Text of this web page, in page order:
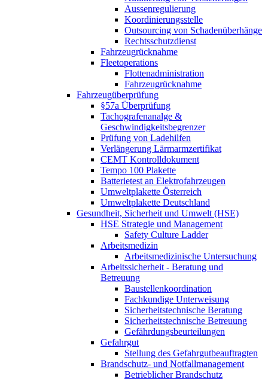
Aussenregulierung
Koordinierungsstelle
Outsourcing von Schadenüberhänge
Rechtsschutzdienst
Fahrzeugrücknahme
Fleetoperations
Flottenadministration
Fahrzeugrücknahme
Fahrzeugüberprüfung
§57a Überprüfung
Tachografenanalge &
Geschwindigkeitsbegrenzer
Prüfung von Ladehilfen
Verlängerung Lärmarmzertifikat
CEMT Kontrolldokument
Tempo 100 Plakette
Batterietest an Elektrofahrzeugen
Umweltplakette Österreich
Umweltplakette Deutschland
Gesundheit, Sicherheit und Umwelt (HSE)
HSE Strategie und Management
Safety Culture Ladder
Arbeitsmedizin
Arbeitsmedizinische Untersuchung
Arbeitssicherheit - Beratung und
Betreuung
Baustellenkoordination
Fachkundige Unterweisung
Sicherheitstechnische Beratung
Sicherheitstechnische Betreuung
Gefährdungsbeurteilungen
Gefahrgut
Stellung des Gefahrgutbeauftragten
Brandschutz- und Notfallmanagement
Betrieblicher Brandschutz